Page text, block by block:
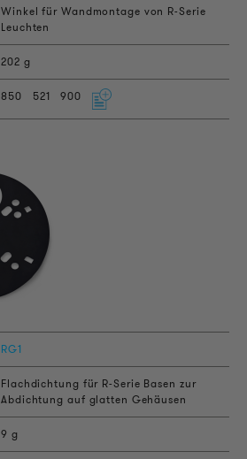
Winkel für Wandmontage von R-Serie
Leuchten
202 g
850 521 900
RG1
Flachdichtung für R-Serie Basen zur
Abdichtung auf glatten Gehäusen
9 g